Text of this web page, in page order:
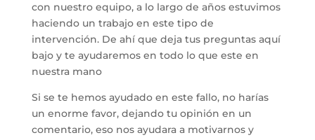
con nuestro equipo, a lo largo de años estuvimos
haciendo un trabajo en este tipo de
intervención. De ahí que deja tus preguntas aquí
bajo y te ayudaremos en todo lo que este en
nuestra mano
Si se te hemos ayudado en este fallo, no harías
un enorme favor, dejando tu opinión en un
comentario, eso nos ayudara a motivarnos y